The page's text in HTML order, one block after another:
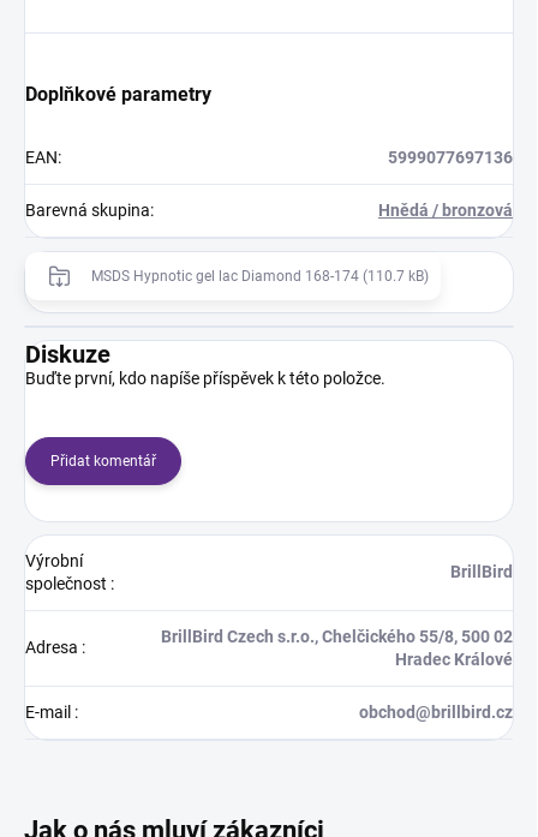
Doplňkové parametry
EAN: 5999077697136
Barevná skupina: Hnědá / bronzová
MSDS Hypnotic gel lac Diamond 168-174 (110.7 kB)
Diskuze
Buďte první, kdo napíše příspěvek k této položce.
Přidat komentář
Výrobní
společnost :
BrillBird
Adresa :
BrillBird Czech s.r.o., Chelčického 55/8, 500 02
Hradec Králové
E-mail : obchod@brillbird.cz